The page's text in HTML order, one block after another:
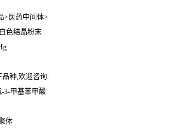
>医药中间体>
色结晶粉末
品种,欢迎咨询:
-3-甲基苯甲酸
体